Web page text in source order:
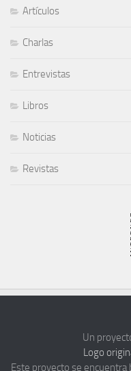
Artículos
Charlas
Entrevistas
Libros
Noticias
Revistas
Un
Logo
Este proyecto se encuentra